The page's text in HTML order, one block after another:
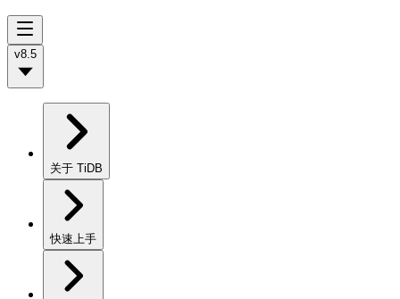
v8.5
关于 TiDB
快速上手